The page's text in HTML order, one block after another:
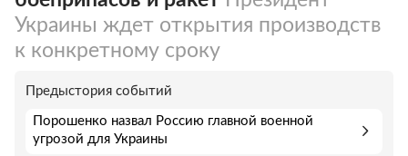
Украины ждет открытия производств
к конкретному сроку
Предыстория событий
Порошенко назвал Россию главной военной
угрозой для Украины